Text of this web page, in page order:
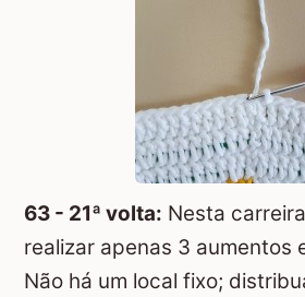
63 - 21ª volta: Nesta
realizar apenas 3 aumentos
Não há um local fixo;